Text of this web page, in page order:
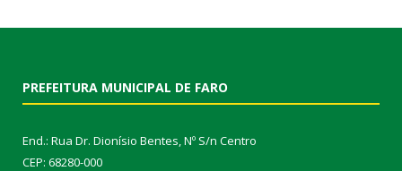
PREFEITURA MUNICIPAL DE FARO
End.: Rua Dr. Dionísio Bentes, Nº S/n Centro
CEP: 68280-000